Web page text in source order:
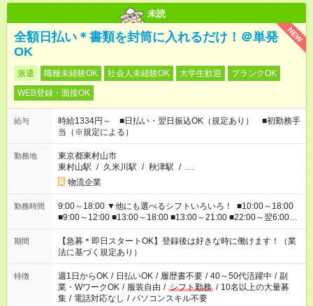
未読
NEW
全額日払い＊書類を封筒に入れるだけ！＠単発
OK
派遣 職種未経験OK 社会人未経験OK 大学生歓迎
ブランクOK
WEB登録・面接OK
給与
時給1334円～ ■日払い・翌日振込OK（規定あり） ■初勤務手
当（※規定による）
勤務地
東京都東村山市
東村山駅 / 久米川駅 / 秋津駅 / …
物流企業
勤務時間
9:00～18:00 ▼他にも選べるシフトいろいろ！ ■10:00～18:00
■9:00～12:00 ■13:00～18:00 ■13:00～21:00 ■22:00～翌6:00
など あなたの希望を教えてください！
期間
【急募＊即日スタートOK】登録後は好きな時に働けます！（業
法に基づく規定あり）
特徴 週1日からOK / 日払いOK / 履歴書不要 / 40～50代活躍中 / 副
業・WワークOK / 服装自由 / シフト勤務 / 10名以上の大量募
集 / 電話対応なし / パソコンスキル不要